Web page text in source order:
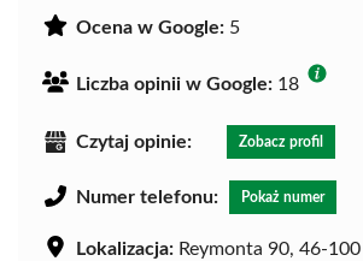
Ocena w Google: 5
Liczba opinii w Google: 18
Czytaj opinie: Zobacz profil
Numer telefonu: Pokaż numer
Lokalizacja: Reymonta 90, 46-